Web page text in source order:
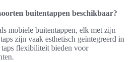
buitentappen beschikbaar?
mobiele buitentappen, elk met zijn
zijn vaak esthetisch geïntegreerd in
flexibiliteit bieden voor